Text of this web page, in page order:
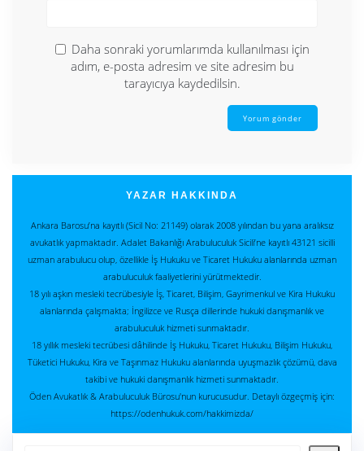
Daha sonraki yorumlarımda kullanılması için
adım, e-posta adresim ve site adresim bu
tarayıcıya kaydedilsin.
YAZAR HAKKINDA
Ankara Barosu’na kayıtlı (Sicil No: 21149) olarak 2008 yılından bu yana aralıksız
avukatlık yapmaktadır. Adalet Bakanlığı Arabuluculuk Sicili’ne kayıtlı 43121 sicilli
uzman arabulucu olup, özellikle İş Hukuku ve Ticaret Hukuku alanlarında uzman
arabuluculuk faaliyetlerini yürütmektedir.
18 yılı aşkın mesleki tecrübesiyle İş, Ticaret, Bilişim, Gayrimenkul ve Kira Hukuku
alanlarında çalışmakta; İngilizce ve Rusça dillerinde hukuki danışmanlık ve
arabuluculuk hizmeti sunmaktadır.
18 yıllık mesleki tecrübesi dâhilinde İş Hukuku, Ticaret Hukuku, Bilişim Hukuku,
Tüketici Hukuku, Kira ve Taşınmaz Hukuku alanlarında uyuşmazlık çözümü, dava
takibi ve hukuki danışmanlık hizmeti sunmaktadır.
Öden Avukatlık & Arabuluculuk Bürosu'nun kurucusudur. Detaylı özgeçmiş için:
https://odenhukuk.com/hakkimizda/